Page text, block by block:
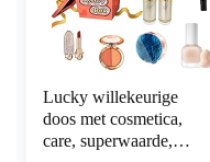
Lucky willekeurige
doos met cosmetica,
care, superwaarde,